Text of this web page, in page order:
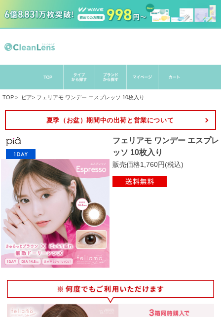
TOP > ピア> フェリアモ ワンデー エスプレッソ 10枚入り
夏季（お盆）期間中の出荷と営業について
フェリアモ ワンデー エスプレ
ッソ 10枚入り
販売価格1,760円(税込)